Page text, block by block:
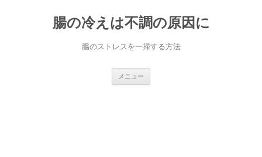
腸の冷えは不調の原因に
腸のストレスを一掃する方法
メニュー